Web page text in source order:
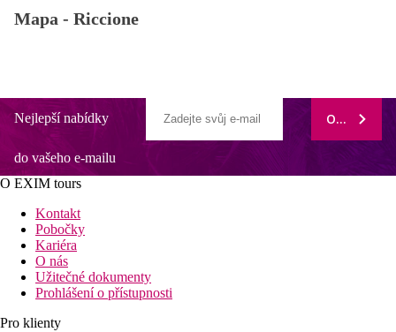
Mapa - Riccione
Nejlepší nabídky
do vašeho e-mailu
ODEBÍRAT
O EXIM tours
Kontakt
Pobočky
Kariéra
O nás
Užitečné dokumenty
Prohlášení o přístupnosti
Pro klienty